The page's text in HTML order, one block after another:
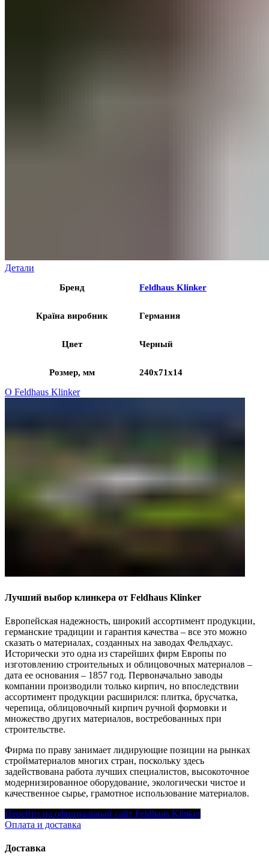
Детали
Бренд Feldhaus Klinker
Країна виробник Германия
Цвет Черный
Розмер, мм 240x71x14
О Feldhaus Klinker
Лучший выбор клинкера от Feldhaus Klinker
Европейская надежность, широкий ассортимент продукции,
германские традиции и гарантия качества – все это можно
сказать о материалах, созданных на заводах Фельдхаус.
Исторически это одна из старейших фирм Европы по
изготовлению строительных и облицовочных материалов –
дата ее основания – 1857 год. Первоначально заводы
компании производили только кирпич, но впоследствии
ассортимент продукции расширился: плитка, брусчатка,
черепица, облицовочный кирпич ручной формовки и
множество других материалов, востребованных при
строительстве.
Фирма по праву занимает лидирующие позиции на рынках
стройматериалов многих стран, поскольку здесь
задействована работа лучших специалистов, высокоточное
модернизированное оборудование, экологически чистое и
качественное сырье, грамотное использование материалов.
Перейти на официальный сайт Feldhaus Klinker
Оплата и доставка
Доставка